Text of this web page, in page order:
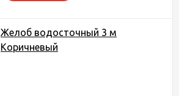
Желоб водосточный 3 м
Коричневый